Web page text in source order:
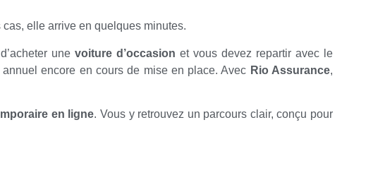
elle arrive en quelques minutes.
une voiture d’occasion et vous devez repartir avec le
encore en cours de mise en place. Avec Rio Assurance,
en ligne. Vous y retrouvez un parcours clair, conçu pour